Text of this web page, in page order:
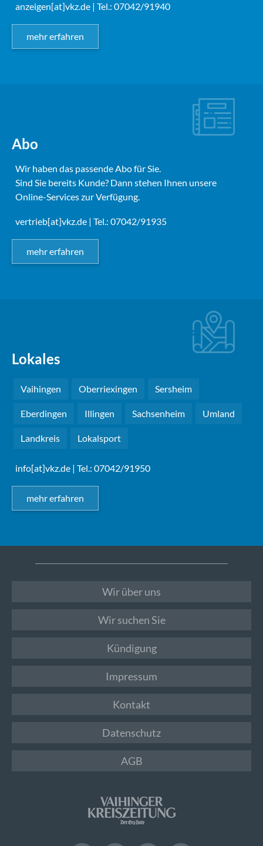
anzeigen[at]vkz.de | Tel.: 07042/91940
mehr erfahren
Abo
Wir haben das passende Abo für Sie.
Sind Sie bereits Kunde? Dann stehen Ihnen unsere
Online-Services zur Verfügung.
vertrieb[at]vkz.de | Tel.: 07042/91935
mehr erfahren
Lokales
Vaihingen Oberriexingen Sersheim
Eberdingen Illingen Sachsenheim Umland
Landkreis Lokalsport
info[at]vkz.de | Tel.: 07042/91950
mehr erfahren
Wir über uns
Wir suchen Sie
Kündigung
Impressum
Kontakt
Datenschutz
AGB